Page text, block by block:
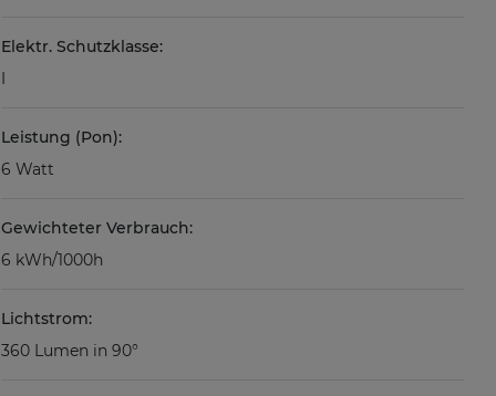
Elektr. Schutzklasse:
Leistung (Pon):
6 Watt
Gewichteter Verbrauch:
6 kWh/1000h
Lichtstrom:
360 Lumen in 90°